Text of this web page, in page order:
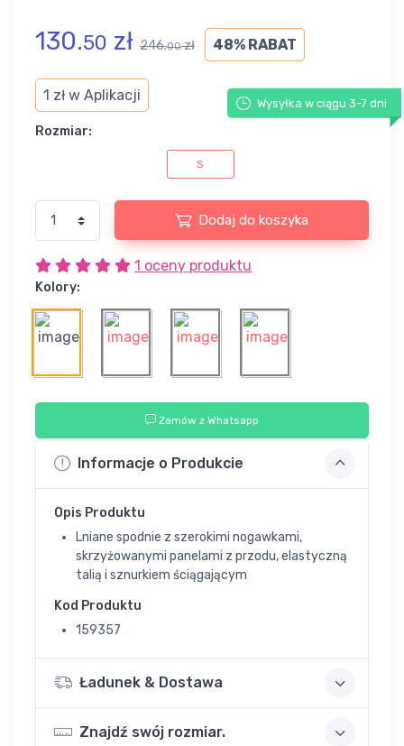
130.50 zł 246.00zł 48% RABAT
1 zł w Aplikacji Wysyłka w ciągu 3-7 dni
Rozmiar:
S
Dodaj do koszyka
1 oceny produktu
Kolory:
Zamów z Whatsapp
Informacje o Produkcie
Opis Produktu
Lniane spodnie z szerokimi nogawkami,
skrzyżowanymi panelami z przodu, elastyczną
talią i sznurkiem ściągającym
Kod Produktu
159357
Ładunek & Dostawa
Znajdź swój rozmiar.